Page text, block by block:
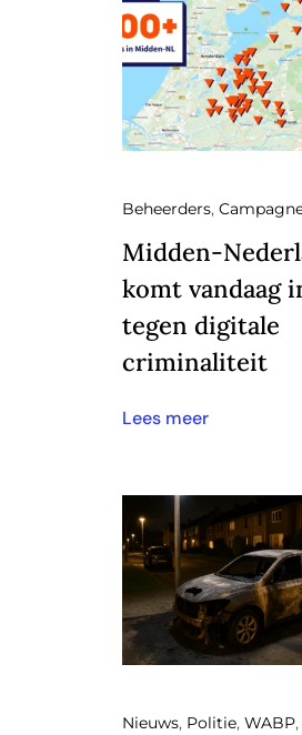
Beheerders,
Midden-
komt vandaag
tegen digitale
criminaliteit
Lees meer
Nieuws, Politie, WABP,